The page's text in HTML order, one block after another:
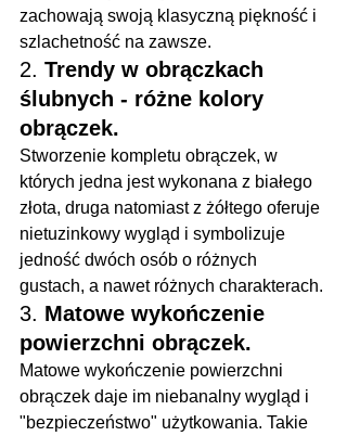
zachowają swoją klasyczną piękność i
szlachetność na zawsze.
2. Trendy w obrączkach
ślubnych - różne kolory
obrączek.
Stworzenie kompletu obrączek, w
których jedna jest wykonana z białego
złota, druga natomiast z żółtego oferuje
nietuzinkowy wygląd i symbolizuje
jedność dwóch osób o różnych
gustach, a nawet różnych charakterach.
3. Matowe wykończenie
powierzchni obrączek.
Matowe wykończenie powierzchni
obrączek daje im niebanalny wygląd i
"bezpieczeństwo" użytkowania. Takie